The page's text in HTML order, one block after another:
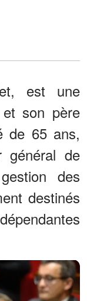
est une
son père
de 65 ans,
général de
des
destinés